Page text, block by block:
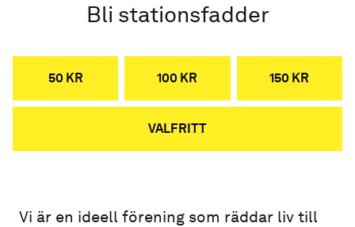
Bli stationsfadder
50 KR 100 KR 150 KR
VALFRITT
Vi är en ideell förening som räddar liv till